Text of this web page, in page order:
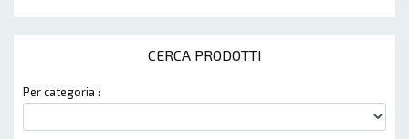
CERCA PRODOTTI
Per categoria :